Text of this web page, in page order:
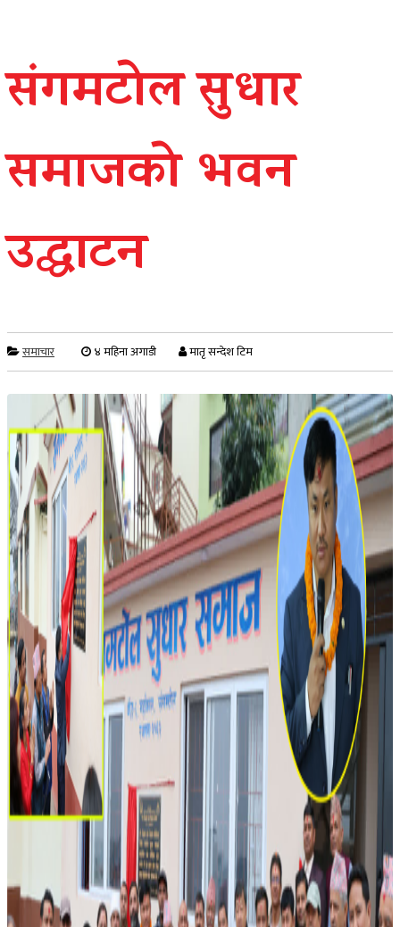
संगमटोल सुधार
समाजको भवन
उद्घाटन
समाचार ४ महिना अगाडी मातृ सन्देश टिम